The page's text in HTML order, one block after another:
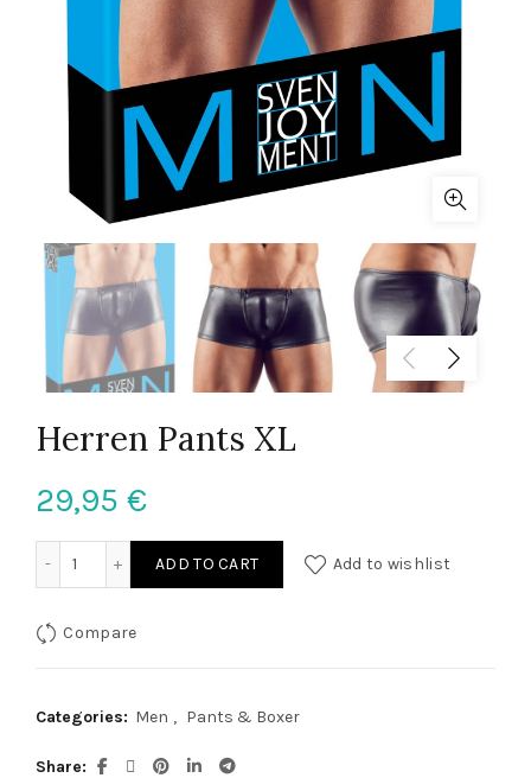
Herren Pants XL
29,95 €
ADD TO CART Add to wishlist
Compare
Categories: Men , Pants & Boxer
Share